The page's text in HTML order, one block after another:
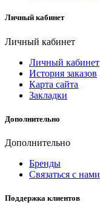
Личный кабинет
Личный кабинет
Личный кабинет
История заказов
Карта сайта
Закладки
Дополнительно
Дополнительно
Бренды
Связаться с нами
Поддержка клиентов